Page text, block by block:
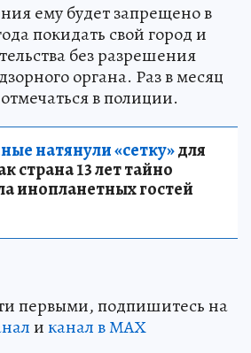
ему будет запрещено в
покидать свой город и
без разрешения
органа. Раз в месяц
в полиции.
натянули «сетку»для
страна 13 лет тайно
инопланетных гостей
первыми, подпишитесь на
иканал в МАХ